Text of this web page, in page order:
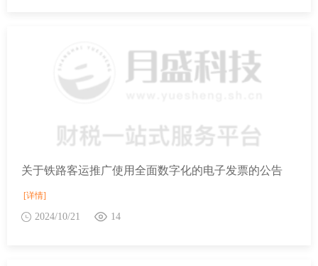
关于铁路客运推广使用全面数字化的电子发票的公告
[详情]
2024/10/21 14